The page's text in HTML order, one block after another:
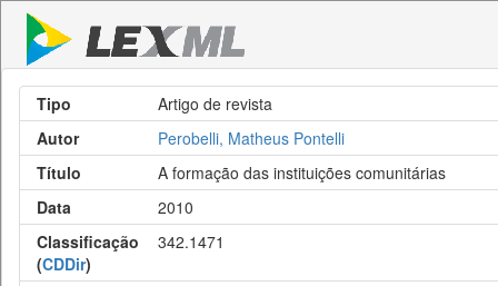
Tipo
Artigo de revista
Autor
Perobelli, Matheus Pontelli
Título
A formação das instituições comunitárias
Data
2010
Classificação
(CDDir)
342.1471